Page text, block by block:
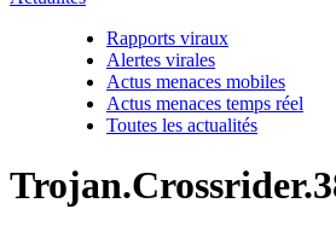
Rapports viraux
Alertes virales
Actus menaces mobiles
Actus menaces temps réel
Toutes les actualités